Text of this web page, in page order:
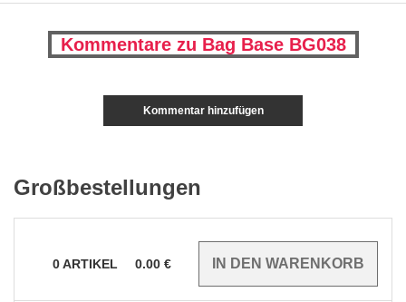
Kommentare zu Bag Base BG038
Kommentar hinzufügen
Großbestellungen
0ARTIKEL 0.00 €